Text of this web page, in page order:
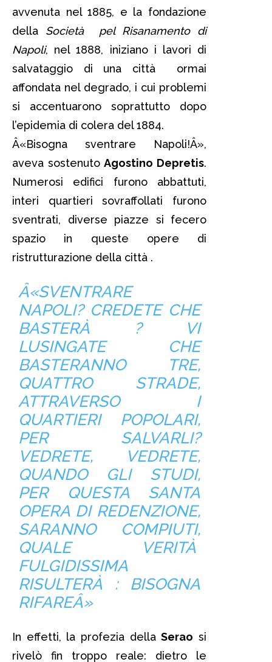
avvenuta nel 1885, e la fondazione
della Società pel Risanamento di
Napoli, nel 1888, iniziano i lavori di
salvataggio di una città ormai
affondata nel degrado, i cui problemi
si accentuarono soprattutto dopo
l’epidemia di colera del 1884.
Â«Bisogna sventrare Napoli!Â»,
aveva sostenutoAgostino Depretis.
Numerosi edifici furono abbattuti,
interi quartieri sovraffollati furono
sventrati, diverse piazze si fecero
spazio in queste opere di
ristrutturazione della città .
Â«SVENTRARE
NAPOLI? CREDETE CHE
BASTERÀ ? VI
LUSINGATE CHE
BASTERANNO TRE,
QUATTRO STRADE,
ATTRAVERSO I
QUARTIERI POPOLARI,
PER SALVARLI?
VEDRETE, VEDRETE,
QUANDO GLI STUDI,
PER QUESTA SANTA
OPERA DI REDENZIONE,
SARANNO COMPIUTI,
QUALE VERITÀ
FULGIDISSIMA
RISULTERÀ : BISOGNA
RIFAREÂ»
In effetti, la profezia dellaSerao si
rivelò fin troppo reale: dietro le